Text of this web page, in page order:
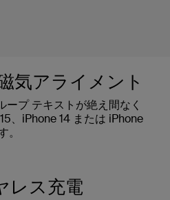
気アライメント
プ テキストが絶え間なく
、iPhone 14 または iPhone
。
レス充電